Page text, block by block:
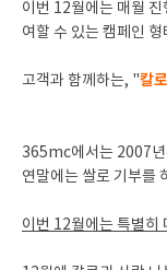
이번 12월에는 매월
여할 수 있는 캠페인 형
고객과 함께하는, "칼
365mc에서는 2007년
연말에는 쌀로 기부를
이번 12월에는 특별히